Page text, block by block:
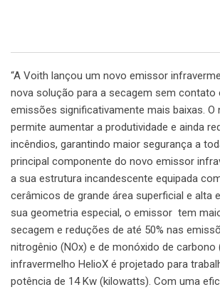
“A Voith lançou um novo emissor
nova solução para a secagem sem contato
emissões significativamente mais baixas. O
permite aumentar a produtividade e ainda
incêndios, garantindo maior segurança a
principal componente do novo emissor
a sua estrutura incandescente equipada
cerâmicos de grande área superficial e alta
sua geometria especial, o emissor tem
secagem e reduções de até 50% nas
nitrogênio (NOx) e de monóxido de carbono
infravermelho HelioX é projetado para
potência de 14 Kw (kilowatts). Com uma